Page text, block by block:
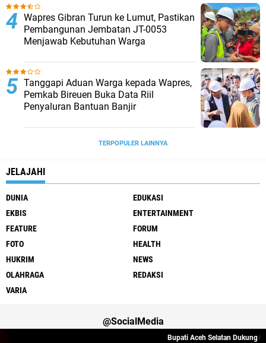
Wapres Gibran Turun ke Lumut, Pastikan
Pembangunan Jembatan JT-0053
Menjawab Kebutuhan Warga
Tanggapi Aduan Warga kepada Wapres,
Pemkab Bireuen Buka Data Riil
Penyaluran Bantuan Banjir
TERPOPULER LAINNYA
JELAJAHI
DUNIA
EDUKASI
EKBIS
ENTERTAINMENT
FEATURE
FORUM
FOTO
HEALTH
HUKRIM
NEWS
OLAHRAGA
REDAKSI
VARIA
@SocialMedia
Bupati Aceh Selatan Dukung